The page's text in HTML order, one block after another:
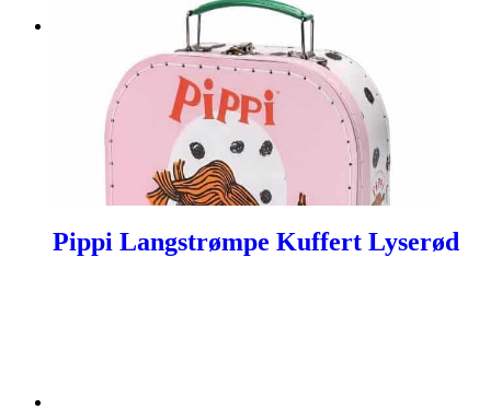
Pippi Langstrømpe Kuffert Lyserød